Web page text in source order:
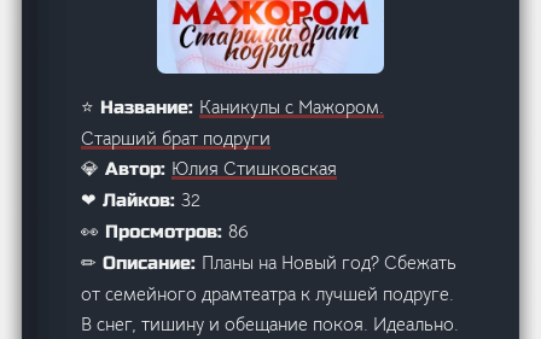
⭐ Название: Каникулы с Мажором.
Старший брат подруги
💎 Автор: Юлия Стишковская
❤ Лайков:32
👀 Просмотров:86
✏ Описание: Планы на Новый год? Сбежать
от семейного драмтеатра к лучшей подруге.
В снег, тишину и обещание покоя. Идеально.